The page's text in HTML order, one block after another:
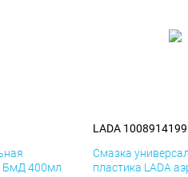
БмД 400мл
LADA 1008914199
Смазка
пластика LADA